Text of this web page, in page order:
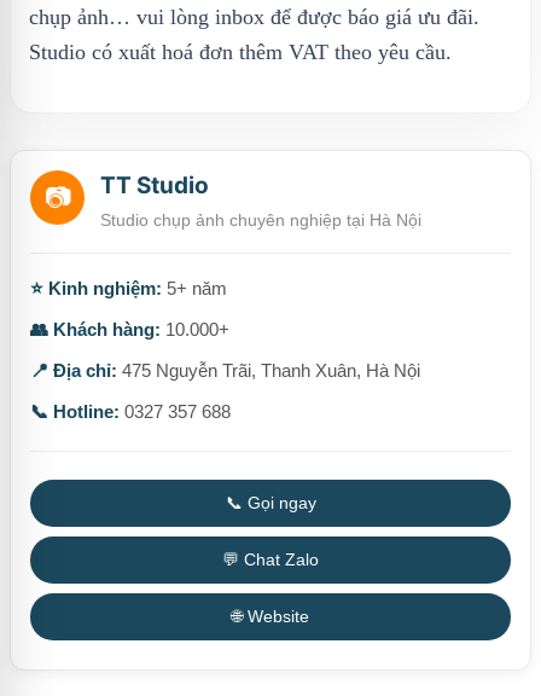
chụp ảnh… vui lòng inbox để được báo giá ưu đãi.
Studio có xuất hoá đơn thêm VAT theo yêu cầu.
📷 TT Studio
Studio chụp ảnh chuyên nghiệp tại Hà Nội
⭐ Kinh nghiệm: 5+ năm
👥 Khách hàng: 10.000+
📍 Địa chỉ: 475 Nguyễn Trãi, Thanh Xuân, Hà Nội
📞 Hotline: 0327 357 688
📞 Gọi ngay
💬 Chat Zalo
🌐 Website